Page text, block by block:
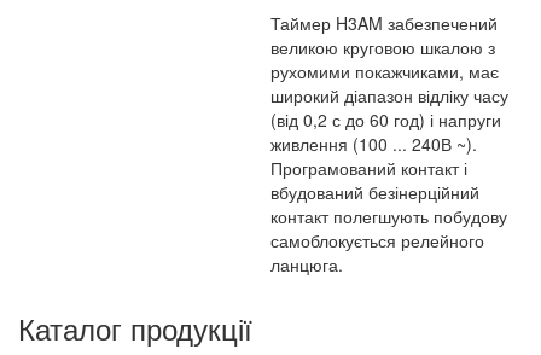
Таймер H3AM забезпечений
великою круговою шкалою з
рухомими покажчиками, має
широкий діапазон відліку часу
(від 0,2 с до 60 год) і напруги
живлення (100 ... 240В ~).
Програмований контакт і
вбудований безінерційний
контакт полегшують побудову
самоблокується релейного
ланцюга.
Каталог продукції